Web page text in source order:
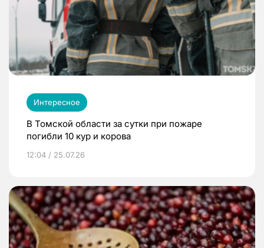
Интересное
В Томской области за сутки при пожаре
погибли 10 кур и корова
12:04 / 25.07.26